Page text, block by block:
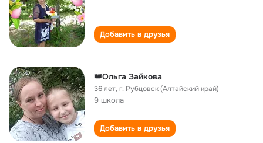
Добавить в друзья
👑Ольга Зайкова
36 лет,г. Рубцовск (Алтайский край)
9 школа
Добавить в друзья